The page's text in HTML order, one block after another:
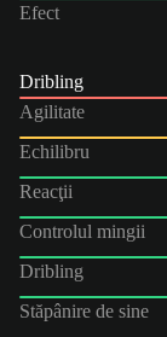
Efect
Dribling
Agilitate
Echilibru
Reacţii
Controlul mingii
Dribling
Stăpânire de sine